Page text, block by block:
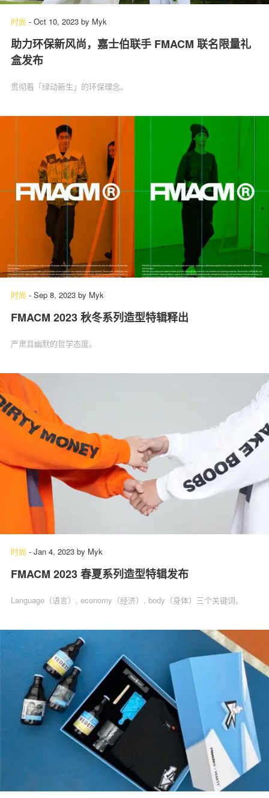
时尚 - Oct 10, 2023 by Myk
助力环保新风尚，嘉士伯联手 FMACM 联名限量礼
盒发布
贯彻着「绿动新生」的环保理念。
时尚 - Sep 8, 2023 by Myk
FMACM 2023 秋冬系列造型特辑释出
严肃且幽默的哲学态度。
时尚 - Jan 4, 2023 by Myk
FMACM 2023 春夏系列造型特辑发布
Language（语言）, economy（经济）, body（身体）三个关键词。